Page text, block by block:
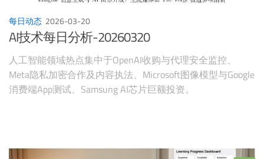
每日动态 2026-03-20
AI技术每日分析-20260320
人工智能领域热点集中于OpenAI收购与代理安全监控、
Meta隐私加密合作及内容执法、Microsoft图像模型与Google
消费端App测试、Samsung AI芯片巨额投资。